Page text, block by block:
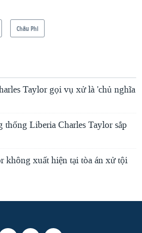
Châu Phi
Taylor gọi vụ xử là 'chủ nghĩa
thống Liberia Charles Taylor sắp
không xuất hiện tại tòa án xử tội